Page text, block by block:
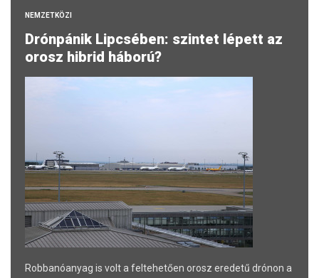
NEMZETKÖZI
Drónpánik Lipcsében: szintet lépett az
orosz hibrid háború?
Robbanóanyag is volt a feltehetően orosz eredetű drónon a